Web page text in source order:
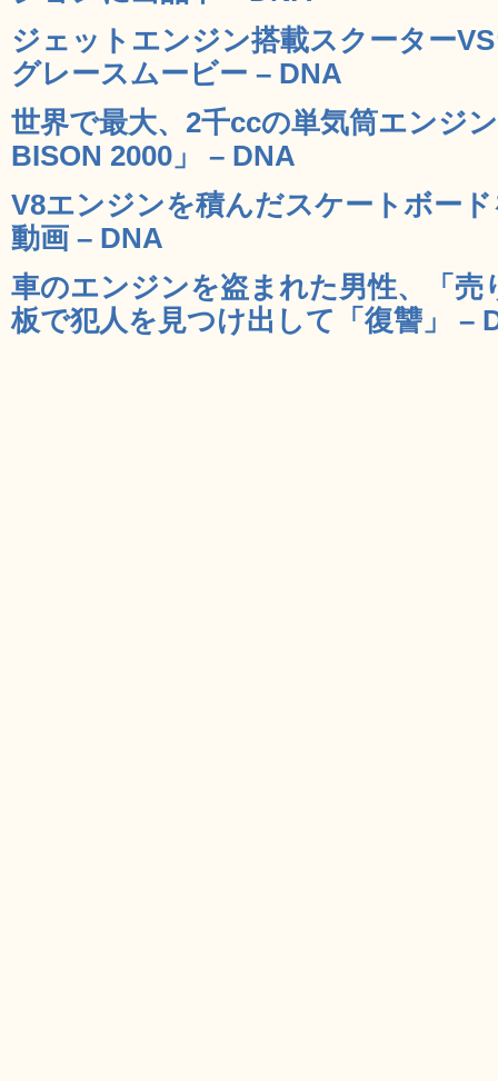
ジェットエンジン搭載スクーター
グレースムービー – DNA
世界で最大、2千ccの単気筒エンジ
BISON 2000」 – DNA
V8エンジンを積んだスケートボー
動画 – DNA
車のエンジンを盗まれた男性、「売
板で犯人を見つけ出して「復讐」 –